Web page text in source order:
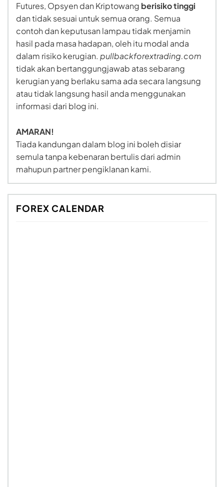
Futures, Opsyen dan Kriptowang berisiko tinggi
dan tidak sesuai untuk semua orang. Semua
contoh dan keputusan lampau tidak menjamin
hasil pada masa hadapan, oleh itu modal anda
dalam risiko kerugian. pullbackforextrading.com
tidak akan bertanggungjawab atas sebarang
kerugian yang berlaku sama ada secara langsung
atau tidak langsung hasil anda menggunakan
informasi dari blog ini.
AMARAN!
Tiada kandungan dalam blog ini boleh disiar
semula tanpa kebenaran bertulis dari admin
mahupun partner pengiklanan kami.
FOREX CALENDAR